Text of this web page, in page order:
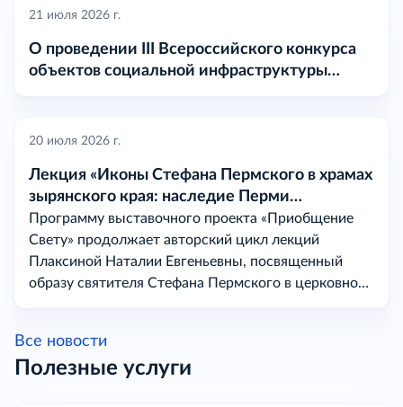
21 июля 2026 г.
О проведении III Всероссийского конкурса
объектов социальной инфраструктуры
20 июля 2026 г.
Лекция «Иконы Стефана Пермского в храмах
зырянского края: наследие Перми
Вычегодской
Программу выставочного проекта «Приобщение
Свету» продолжает авторский цикл лекций
Плаксиной Наталии Евгеньевны, посвященный
образу святителя Стефана Пермского в церковном
Все новости
Полезные услуги